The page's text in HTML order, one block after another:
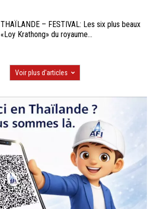
THAÏLANDE – FESTIVAL: Les six plus beaux
«Loy Krathong» du royaume...
Voir plus d'articles